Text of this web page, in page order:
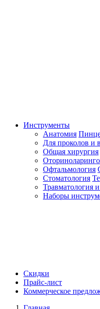
Инструменты
Анатомия
Для проколов и
Общая хирургия
Офтальмология
Стоматология
Травматология
Наборы
Скидки
Прайс-лист
Коммерческое